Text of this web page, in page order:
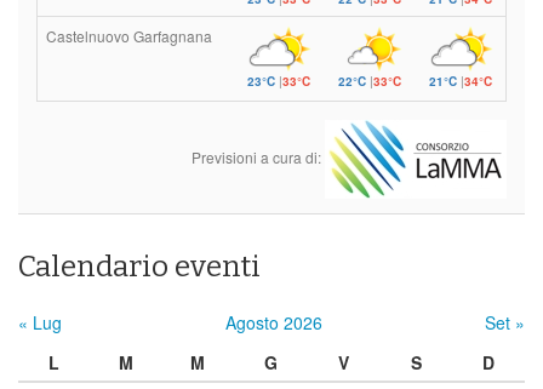
Castelnuovo Garfagnana
23°C|33°C 22°C|33°C 21°C |34°C
Previsioni a cura di:
Calendario eventi
« Lug Agosto 2026
Set »
L
M M G V S
D